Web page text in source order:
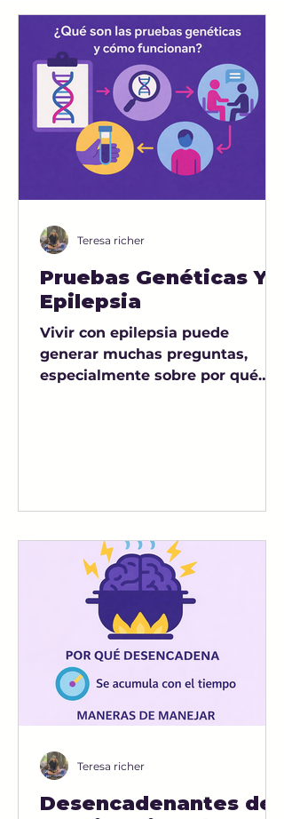
Pruebas Genéticas Y
Epilepsia
Vivir con epilepsia puede
generar muchas preguntas,
especialmente sobre por qué
hacerse la prueba.
Comprendiendo Las Pruebas
Genéticas Las pruebas genéticas
son pruebas médicas que
examen el ADN en busca de
cambios o mutaciones. En
términos sencillos, es como una
revisión ortogr
Teresa richer
Desencadenantes de
Teresa richer